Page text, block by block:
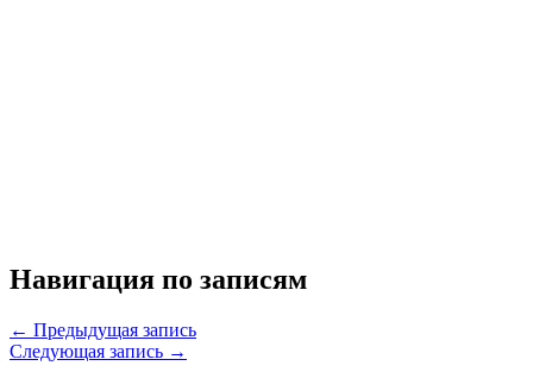
Навигация по записям
← Предыдущая запись
Следующая запись →